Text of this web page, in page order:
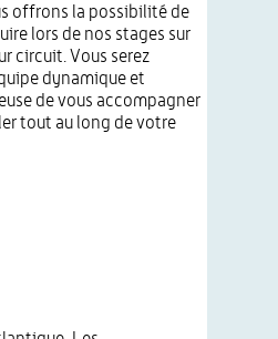
offrons la possibilité de
lors de nos stages sur
circuit. Vous serez
dynamique et
de vous accompagner
tout au long de votre